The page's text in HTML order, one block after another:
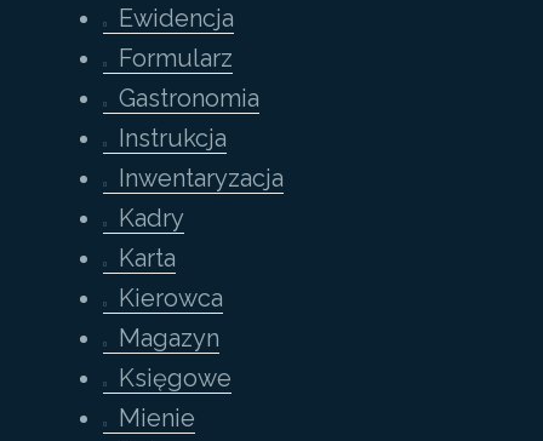
Ewidencja
Formularz
Gastronomia
Instrukcja
Inwentaryzacja
Kadry
Karta
Kierowca
Magazyn
Księgowe
Mienie